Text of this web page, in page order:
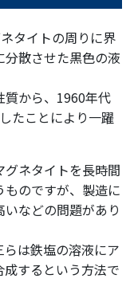
タイトの周りに界
散させた黒色の液
質から、1960年代
たことにより一躍
グネタイトを長時間
のですが、製造に
などの問題があり
は鉄塩の溶液にア
するという方法で